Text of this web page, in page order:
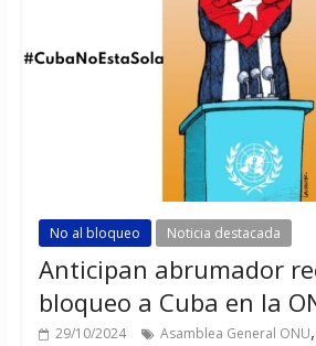
No al bloqueo Noticia destacada
Anticipan abrumador
bloqueo a Cuba en la
29/10/2024 Asamblea General ONU,